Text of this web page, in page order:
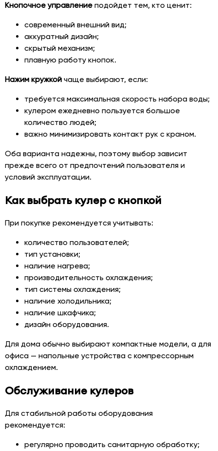
Кнопочное управление подойдет тем, кто ценит:
современный внешний вид;
аккуратный дизайн;
скрытый механизм;
плавную работу кнопок.
Нажим кружкой чаще выбирают, если:
требуется максимальная скорость набора воды;
кулером ежедневно пользуется большое
количество людей;
важно минимизировать контакт рук с краном.
Оба варианта надежны, поэтому выбор зависит
прежде всего от предпочтений пользователя и
условий эксплуатации.
Как выбрать кулер с кнопкой
При покупке рекомендуется учитывать:
количество пользователей;
тип установки;
наличие нагрева;
производительность охлаждения;
тип системы охлаждения;
наличие холодильника;
наличие шкафчика;
дизайн оборудования.
Для дома обычно выбирают компактные модели, а для
офиса — напольные устройства с компрессорным
охлаждением.
Обслуживание кулеров
Для стабильной работы оборудования
рекомендуется:
регулярно проводить санитарную обработку;